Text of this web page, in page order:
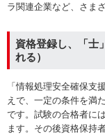
ラ関連企業など、さま
資格登録し、「士
れる）
「情報処理安全確保支
えで、一定の条件を満
です。試験の合格者に
ます。その後資格保持